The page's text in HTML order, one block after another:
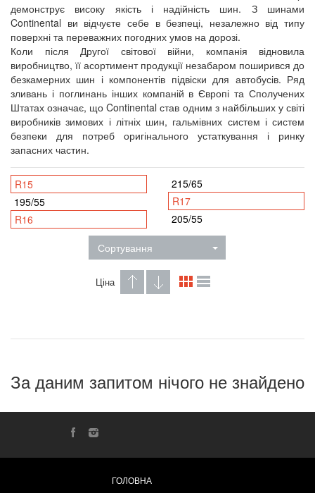
демонструє високу якість і надійність шин. З шинами
Continental ви відчуєте себе в безпеці, незалежно від типу
поверхні та переважних погодних умов на дорозі.
Коли після Другої світової війни, компанія відновила
виробництво, її асортимент продукції незабаром поширився до
безкамерних шин і компонентів підвіски для автобусів. Ряд
зливань і поглинань інших компаній в Європі та Сполучених
Штатах означає, що Continental став одним з найбільших у світі
виробників зимових і літніх шин, гальмівних систем і систем
безпеки для потреб оригінального устаткування і ринку
запасних частин.
R15
195/55
R16
215/65
R17
205/55
Сортування
Ціна
За даним запитом нічого не знайдено
ГОЛОВНА